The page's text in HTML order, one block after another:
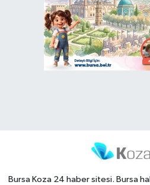
Bursa Koza 24 haber sitesi. Bursa